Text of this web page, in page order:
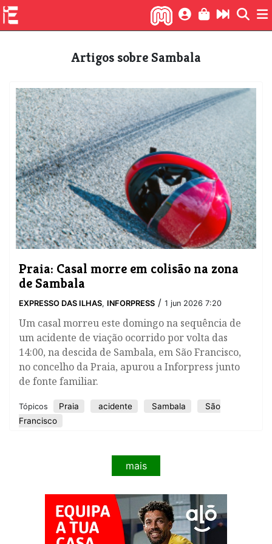
Artigos sobre Sambala
Praia: Casal morre em colisão na zona
de Sambala
EXPRESSO DAS ILHAS, INFORPRESS / 1 jun 2026 7:20
​Um casal morreu este domingo na sequência de
um acidente de viação ocorrido por volta das
14:00, na descida de Sambala, em São Francisco,
no concelho da Praia, apurou a Inforpress junto
de fonte familiar.
Tópicos Praia acidente Sambala
São
Francisco
mais